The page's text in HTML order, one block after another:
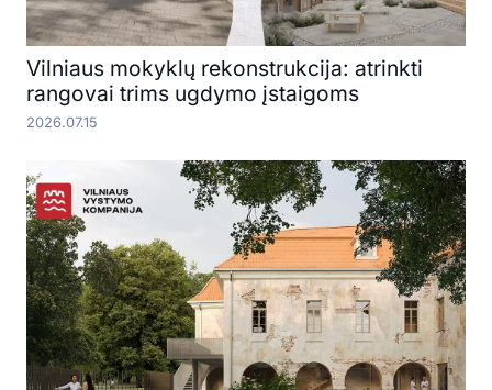
Vilniaus mokyklų rekonstrukcija: atrinkti
rangovai trims ugdymo įstaigoms
2026.07.15